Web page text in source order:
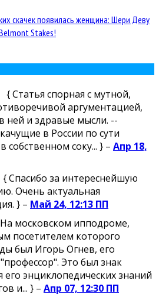
скачек появилась женщина: Шери Деву
Stakes!
{ Статья спорная с мутной,
аргументацией,
ней и здравые мысли. --
в России по сути
собственном соку... } – Апр 18,
{ Спасибо за интереснейшую
Очень актуальная
} – Май 24, 12:13 ПП
московском ипподроме,
посетителем которого
был Игорь Огнев, его
Это был знак
его энциклопедических знаний
и... } – Апр 07, 12:30 ПП